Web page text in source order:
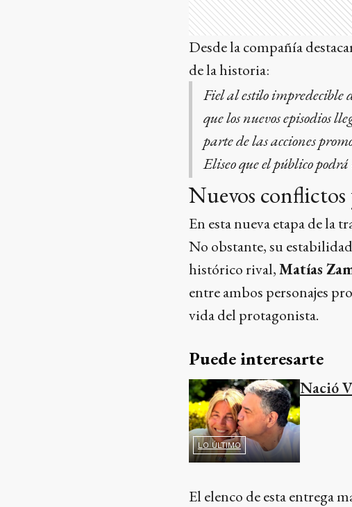
Desde la compañía
de la historia:
Fiel al estilo impredecible
que los nuevos episodios
parte de las acciones
Eliseo que el público
Nuevos conflictos
En esta nueva etapa de la
No obstante, su
histórico rival,Matías
entre ambos personajes
vida del protagonista.
Puede interesarte
LO ÚLTIMO
Nació
El elenco de esta entrega